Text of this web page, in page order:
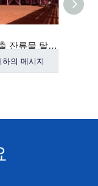
중국 침출 잔류물 탈수 고속 중앙 드라이브 농축기
하의 메시지